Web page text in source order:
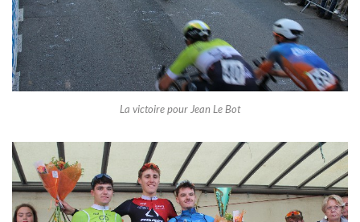
La victoire pour Jean Le Bot